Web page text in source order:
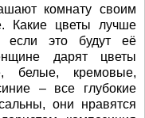
комнату своим
Какие цветы лучше
если это будут её
дарят цветы
белые, кремовые,
– все глубокие
они нравятся